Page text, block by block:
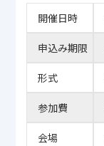
開催日時
申込み期限
形式
参加費
会場